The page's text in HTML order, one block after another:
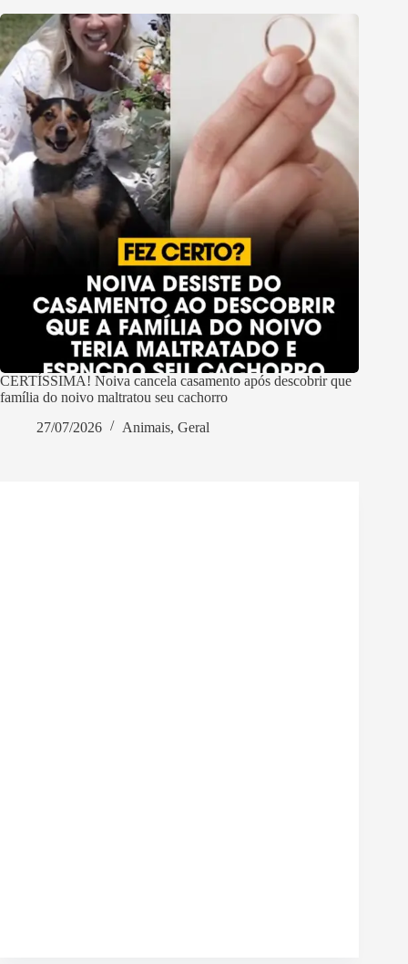
CERTÍSSIMA! Noiva cancela casamento após descobrir que
família do noivo maltratou seu cachorro
27/07/2026
Animais, Geral